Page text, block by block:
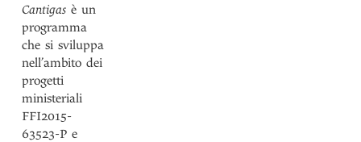
Cantigas è un
programma
che si sviluppa
nell’ambito dei
progetti
ministeriali
FFI2015-
63523-P e